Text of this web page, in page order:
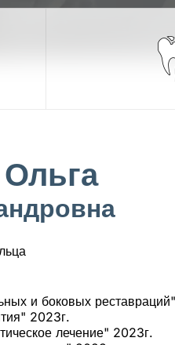
и боковых
2023г.
лечение" 2023г.